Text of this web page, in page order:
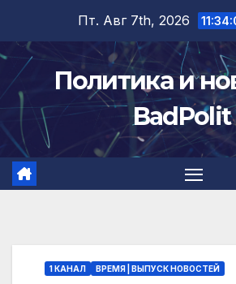
содержимому
Пт. Авг 7th, 2026
Политика и
BadPolit
1 КАНАЛ ВРЕМЯ | ВЫПУСК НОВОСТЕЙ